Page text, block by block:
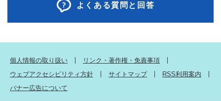
よくある質問と回答
個人情報の取り扱い
リンク・著作権・免責事項
ウェブアクセシビリティ方針
サイトマップ
RSS利用案内
バナー広告について